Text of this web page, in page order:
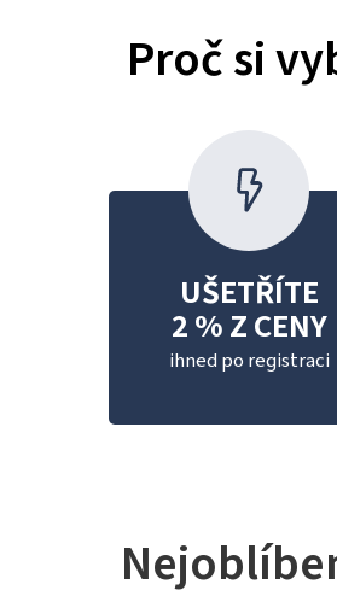
Proč si
UŠETŘÍTE
2 % Z CENY
ihned po registraci